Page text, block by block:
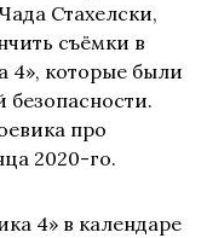
Стахелски,
съёмки в
4», которые были
про
2020-го.
4» в календаре